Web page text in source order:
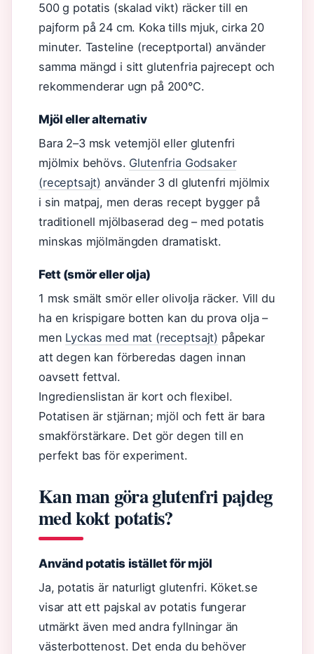
500 g potatis (skalad vikt) räcker till en
pajform på 24 cm. Koka tills mjuk, cirka 20
minuter. Tasteline (receptportal) använder
samma mängd i sitt glutenfria pajrecept och
rekommenderar ugn på 200°C.
Mjöl eller alternativ
Bara 2–3 msk vetemjöl eller glutenfri
mjölmix behövs. Glutenfria Godsaker
(receptsajt) använder 3 dl glutenfri mjölmix
i sin matpaj, men deras recept bygger på
traditionell mjölbaserad deg – med potatis
minskas mjölmängden dramatiskt.
Fett (smör eller olja)
1 msk smält smör eller olivolja räcker. Vill du
ha en krispigare botten kan du prova olja –
men Lyckas med mat (receptsajt) påpekar
att degen kan förberedas dagen innan
oavsett fettval.
Ingredienslistan är kort och flexibel.
Potatisen är stjärnan; mjöl och fett är bara
smakförstärkare. Det gör degen till en
perfekt bas för experiment.
Kan man göra glutenfri pajdeg
med kokt potatis?
Använd potatis istället för mjöl
Ja, potatis är naturligt glutenfri. Köket.se
visar att ett pajskal av potatis fungerar
utmärkt även med andra fyllningar än
västerbottenost. Det enda du behöver